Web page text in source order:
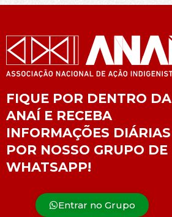
FIQUE POR DENTRO DA
ANAÍ E RECEBA
INFORMAÇÕES DIÁRIAS
POR NOSSO GRUPO DE
WHATSAPP!
Entrar no Grupo